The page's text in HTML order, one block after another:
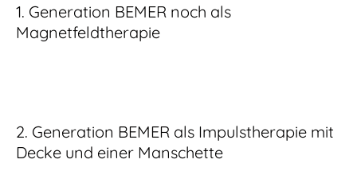
1. Generation BEMER noch als
Magnetfeldtherapie
2. Generation BEMER als Impulstherapie mit
Decke und einer Manschette